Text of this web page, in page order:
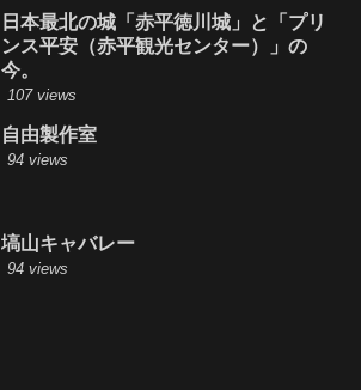
日本最北の城「赤平徳川城」と「プリ
ンス平安（赤平観光センター）」の
今。
107 views
自由製作室
94 views
塙山キャバレー
94 views